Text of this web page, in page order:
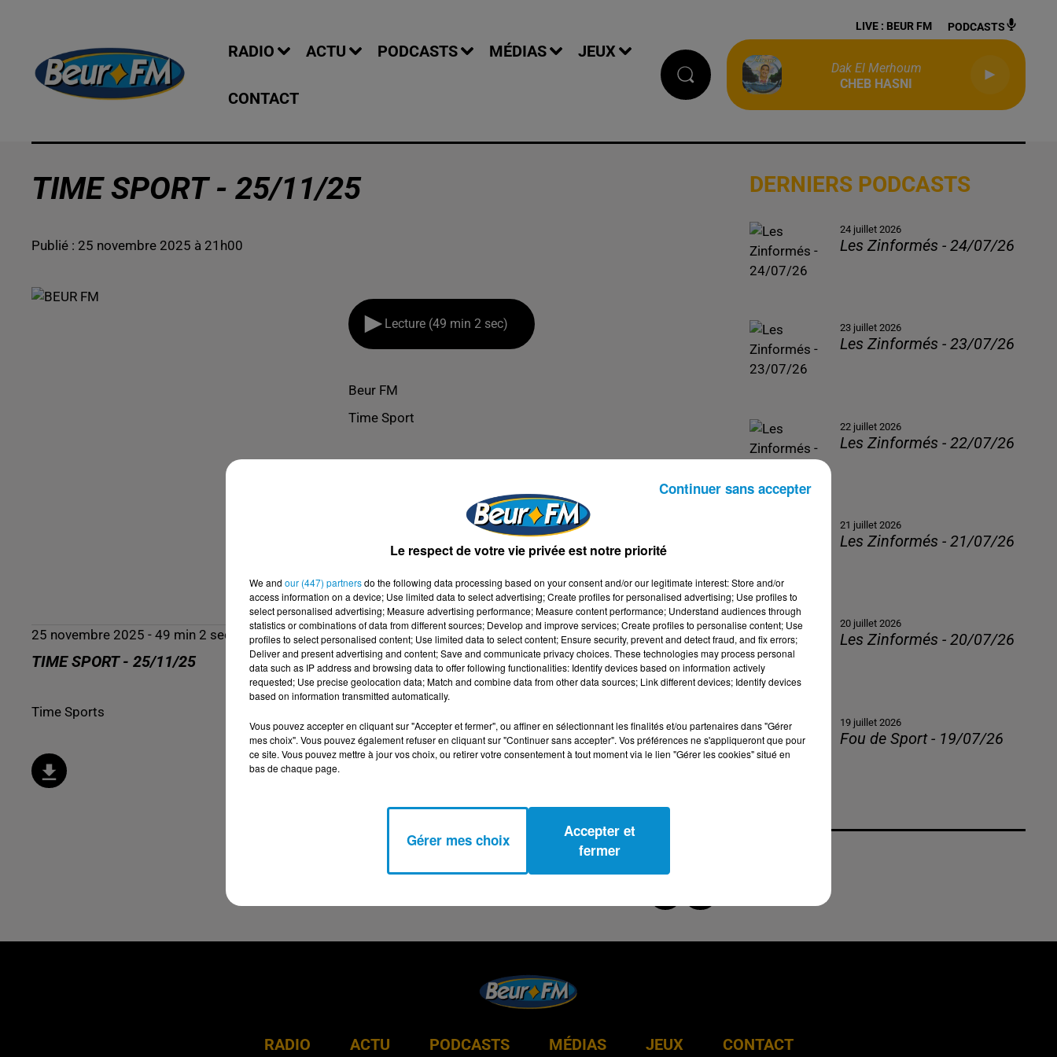
RADIO ACTU PODCASTS MÉDIAS JEUX
CONTACT
LIVE : BEUR FM PODCASTS
Dak El Merhoum
CHEB HASNI
TIME SPORT - 25/11/25
Publié : 25 novembre 2025 à 21h00
Lecture (49 min 2 sec)
Beur FM
Time Sport
25 novembre 2025 - 49 min 2 sec
TIME SPORT - 25/11/25
Time Sports
DERNIERS PODCASTS
24 juillet 2026
Les Zinformés - 24/07/26
23 juillet 2026
Les Zinformés - 23/07/26
22 juillet 2026
Les Zinformés - 22/07/26
21 juillet 2026
Les Zinformés - 21/07/26
20 juillet 2026
Les Zinformés - 20/07/26
19 juillet 2026
Fou de Sport - 19/07/26
RADIO ACTU PODCASTS MÉDIAS JEUX CONTACT
Le respect de votre vie privée est notre priorité
We and our (447) partnersdo the following data processing based on your consent and/or our legitimate interest: Store and/or
access information on a device; Use limited data to select advertising; Create profiles for personalised advertising; Use profiles to
select personalised advertising; Measure advertising performance; Measure content performance; Understand audiences through
statistics or combinations of data from different sources; Develop and improve services; Create profiles to personalise content; Use
profiles to select personalised content; Use limited data to select content; Ensure security, prevent and detect fraud, and fix errors;
Deliver and present advertising and content; Save and communicate privacy choices. These technologies may process personal
data such as IP address and browsing data to offer following functionalities: Identify devices based on information actively
requested; Use precise geolocation data; Match and combine data from other data sources; Link different devices; Identify devices
based on information transmitted automatically.
Vous pouvez accepter en cliquant sur "Accepter et fermer", ou affiner en sélectionnant les finalités et/ou partenaires dans "Gérer
mes choix". Vous pouvez également refuser en cliquant sur "Continuer sans accepter". Vos préférences ne s'appliqueront que pour
ce site. Vous pouvez mettre à jour vos choix, ou retirer votre consentement à tout moment via le lien "Gérer les cookies" situé en
bas de chaque page.
Gérer mes choix
Accepter et
fermer
Continuer sans accepter